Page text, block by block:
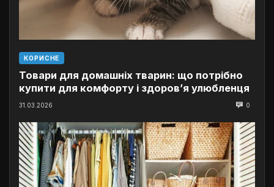
КОРИСНЕ
Товари для домашніх тварин: що потрібно
купити для комфорту і здоров’я улюбленця
31.03.2026 0